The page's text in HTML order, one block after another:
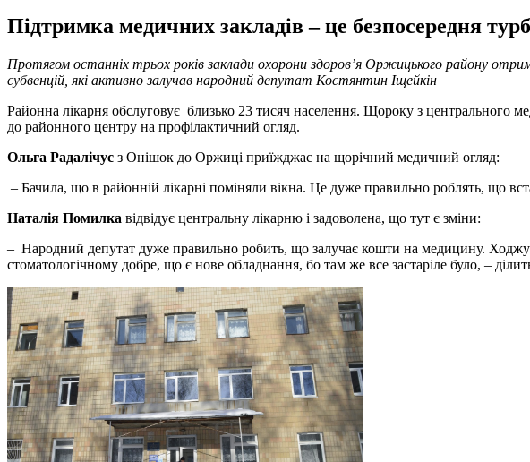
Підтримка медичних закладів – це безпосередня
Протягом останніх трьох років заклади охорони здоров’я Оржицького району
субвенцій, які активно залучав народний депутат Костянтин Іщейкін
Районна лікарня обслуговує близько 23 тисяч населення. Щороку з центрального
до районного центру на профілактичний огляд.
Ольга Радалічус з Онішок до Оржиці приїжджає на щорічний медичний огляд:
– Бачила, що в районній лікарні поміняли вікна. Це дуже правильно роблять, що
Наталія Помилка відвідує центральну лікарню і задоволена, що тут є зміни:
– Народний депутат дуже правильно робить, що залучає кошти на медицину.
стоматологічному добре, що є нове обладнання, бо там же все застаріле було, –